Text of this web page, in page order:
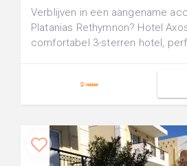
Verblijven in een aangename
Platanias Rethymnon? Hotel
comfortabel 3-sterren hotel,